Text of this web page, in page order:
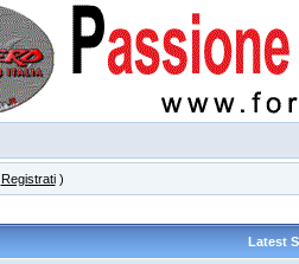
Registrati)
Latest